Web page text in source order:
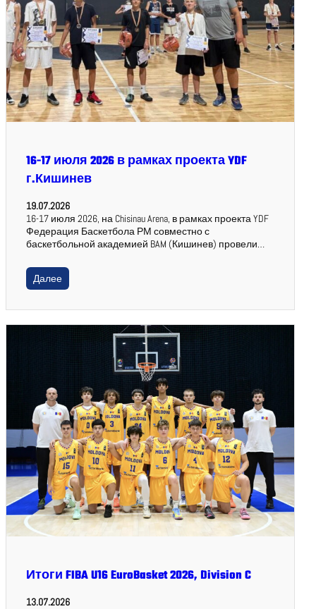
16-17 июля 2026 в рамках проекта YDF
г.Кишинев
19.07.2026
16-17 июля 2026, на Chisinau Arena, в рамках проекта YDF
Федерация Баскетбола РМ совместно с
баскетбольной академией BAM (Кишинев) провели…
Далее
Итоги FIBA U16 EuroBasket 2026, Division C
13.07.2026